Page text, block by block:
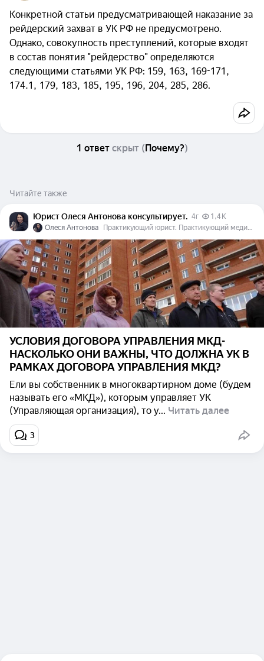
Конкретной статьи предусматривающей наказание за
рейдерский захват в УК РФ не предусмотрено.
Однако, совокупность преступлений, которые входят
в состав понятия "рейдерство" определяются
следующими статьями УК РФ: 159, 163, 169-171,
174.1, 179, 183, 185, 195, 196, 204, 285, 286.
1 ответскрыт (Почему?)
Читайте также
Юрист Олеся Антонова консультирует. 4г
1,4 K
Олеся Антонова
Практикующий юрист. Практикующий медиатор (специалист по урегулированию споров, осуществляющий деятельность на профессиональной основе).
УСЛОВИЯ ДОГОВОРА УПРАВЛЕНИЯ МКД-
НАСКОЛЬКО ОНИ ВАЖНЫ, ЧТО ДОЛЖНА УК В
РАМКАХ ДОГОВОРА УПРАВЛЕНИЯ МКД?
Ели вы собственник в многоквартирном доме (будем
называть его «МКД»), которым управляет УК
(Управляющая организация), то у... Читать далее
3